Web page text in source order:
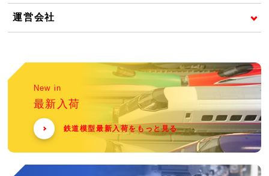
運営会社
New in
最新入荷
鉄道模型最新入荷をもっと見る